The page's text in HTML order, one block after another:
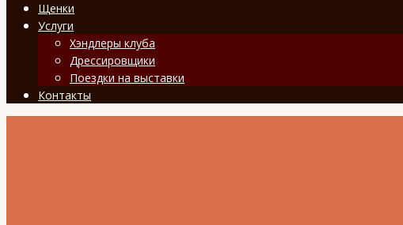
Щенки
Услуги
Хэндлеры клуба
Дрессировщики
Поездки на выставки
Контакты